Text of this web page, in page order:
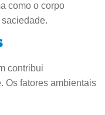
como o corpo
contribui
Os fatores ambientais